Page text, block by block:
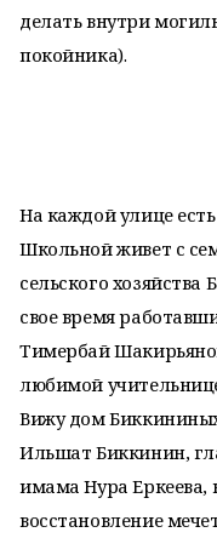
делать внутри
покойника).
На каждой улице
Школьной живет с
сельского
свое время
Тимербай
любимой
Вижу дом
Ильшат Биккинин,
имама Нура
восстановление